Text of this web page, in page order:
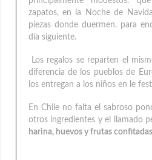
zapatos, en la Noche de
piezas donde duermen. para
día siguiente.
Los regalos se reparten el
diferencia de los pueblos de
los entregan a los niños en le
En Chile no falta el sabroso
otros ingredientes y el llamado
harina, huevos y frutas